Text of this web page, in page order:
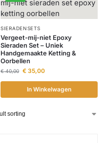
SIERADENSETS
Vergeet-mij-niet Epoxy
Sieraden Set – Uniek
Handgemaakte Ketting &
Oorbellen
€40,00 € 35,00
In Winkelwagen